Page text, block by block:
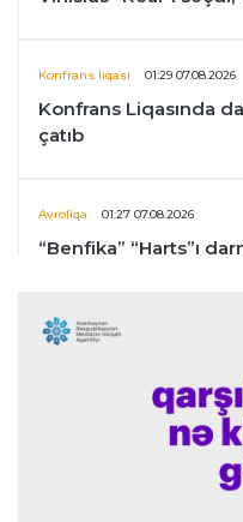
Konfrans liqası 01:29 07.08.2026
Konfrans Liqasında
çatıb
Avroliqa 01:27 07.08.2026
“Benfika” “Harts”ı
İspaniya L.L.
"Barselona" Mərakeş
planlaşdırılan
23:59
"Prezident